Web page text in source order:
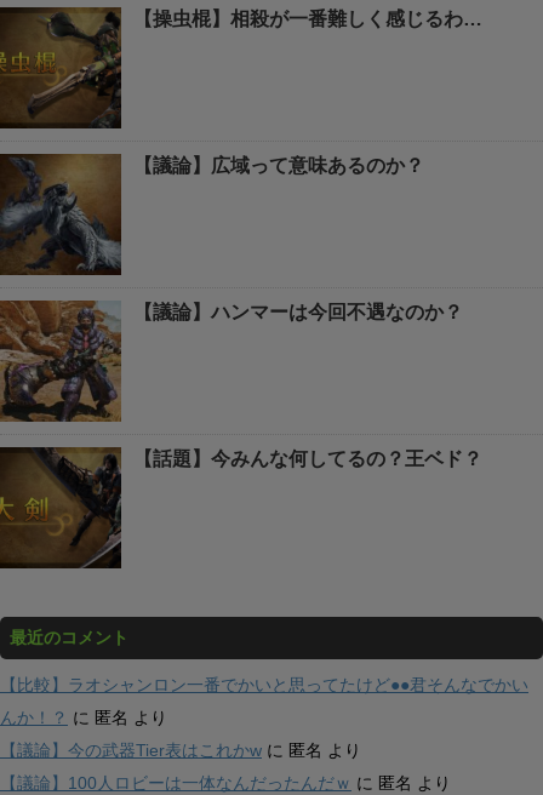
【操虫棍】相殺が一番難しく感じるわ…
【議論】広域って意味あるのか？
【議論】ハンマーは今回不遇なのか？
【話題】今みんな何してるの？王ベド？
最近のコメント
【比較】ラオシャンロン一番でかいと思ってたけど●●君そんなでかい
んか！？ に 匿名 より
【議論】今の武器Tier表はこれかw に 匿名 より
【議論】100人ロビーは一体なんだったんだｗ に 匿名 より